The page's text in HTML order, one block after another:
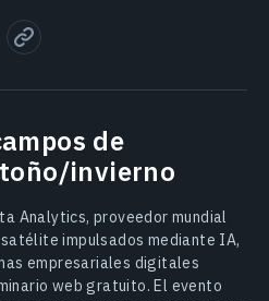
de
invierno
Analytics, proveedor mundial
impulsados mediante IA,
empresariales digitales
web gratuito. El evento